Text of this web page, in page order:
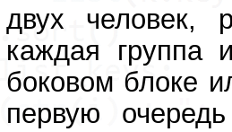
двух человек,
каждая группа
боковом блоке
первую